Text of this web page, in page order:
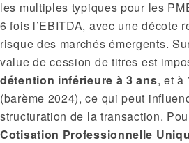
les multiples typiques pour les
6 fois l’EBITDA, avec une décote
risque des marchés émergents.
value de cession de titres est
détention inférieure à 3 ans, et à
(barème 2024), ce qui peut
structuration de la transaction.
Cotisation Professionnelle